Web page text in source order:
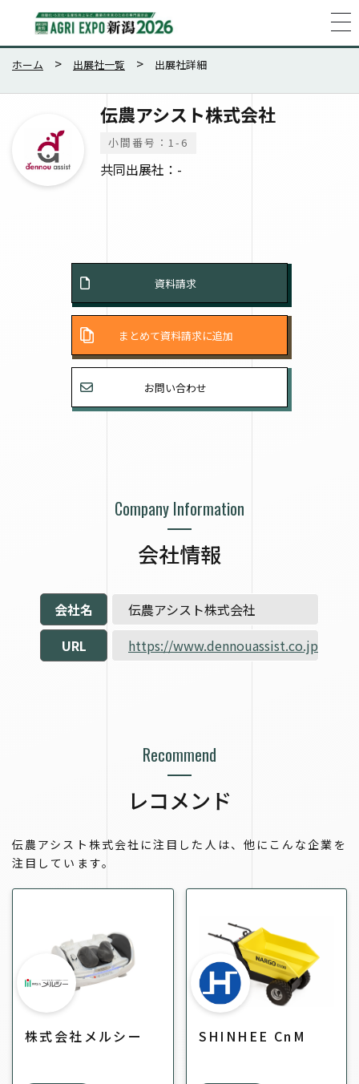
ホーム 出展社一覧 出展社詳細
伝農アシスト株式会社
小間番号：1-6
共同出展社：-
資料請求
まとめて資料請求に追加
お問い合わせ
Company Information
会社情報
会社名
伝農アシスト株式会社
URL
https://www.dennouassist.co.jp
Recommend
レコメンド
伝農アシスト株式会社に注目した人は、他にこんな企業を
注目しています。
株式会社メルシー SHINHEE CnM